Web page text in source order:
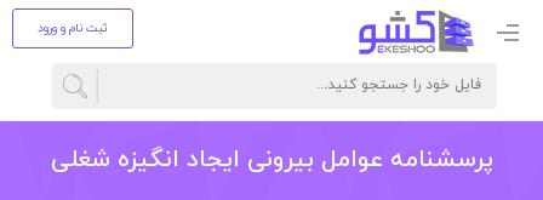
ثبت نام و ورود
پرسشنامه عوامل بیرونی ایجاد انگیزه شغلی